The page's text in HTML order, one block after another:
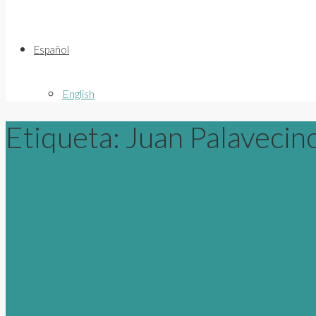
Español
English
Etiqueta: Juan